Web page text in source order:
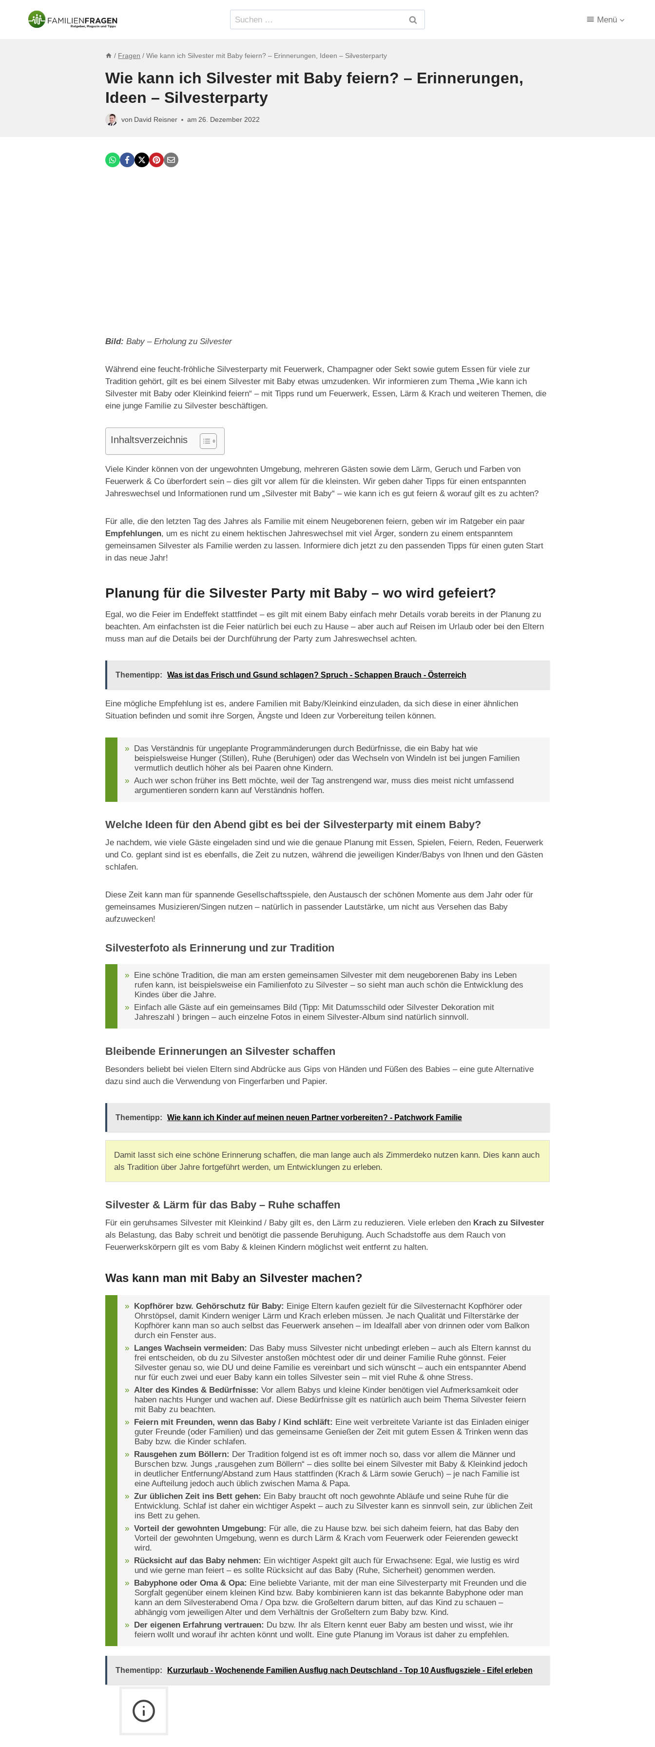
Suchen
nach:
Menü
/ Fragen / Wie kann ich Silvester mit Baby feiern? – Erinnerungen, Ideen – Silvesterparty
Wie kann ich Silvester mit Baby feiern? – Erinnerungen,
Ideen – Silvesterparty
von David Reisner am 26. Dezember 2022
Bild: Baby – Erholung zu Silvester
Während eine feucht-fröhliche Silvesterparty mit Feuerwerk, Champagner oder Sekt sowie gutem Essen für viele zur
Tradition gehört, gilt es bei einem Silvester mit Baby etwas umzudenken. Wir informieren zum Thema „Wie kann ich
Silvester mit Baby oder Kleinkind feiern“ – mit Tipps rund um Feuerwerk, Essen, Lärm & Krach und weiteren Themen, die
eine junge Familie zu Silvester beschäftigen.
Inhaltsverzeichnis
Viele Kinder können von der ungewohnten Umgebung, mehreren Gästen sowie dem Lärm, Geruch und Farben von
Feuerwerk & Co überfordert sein – dies gilt vor allem für die kleinsten. Wir geben daher Tipps für einen entspannten
Jahreswechsel und Informationen rund um „Silvester mit Baby“ – wie kann ich es gut feiern & worauf gilt es zu achten?
Für alle, die den letzten Tag des Jahres als Familie mit einem Neugeborenen feiern, geben wir im Ratgeber ein paar
Empfehlungen, um es nicht zu einem hektischen Jahreswechsel mit viel Ärger, sondern zu einem entspanntem
gemeinsamen Silvester als Familie werden zu lassen. Informiere dich jetzt zu den passenden Tipps für einen guten Start
in das neue Jahr!
Planung für die Silvester Party mit Baby – wo wird gefeiert?
Egal, wo die Feier im Endeffekt stattfindet – es gilt mit einem Baby einfach mehr Details vorab bereits in der Planung zu
beachten. Am einfachsten ist die Feier natürlich bei euch zu Hause – aber auch auf Reisen im Urlaub oder bei den Eltern
muss man auf die Details bei der Durchführung der Party zum Jahreswechsel achten.
Thementipp: Was ist das Frisch und Gsund schlagen? Spruch - Schappen Brauch - Österreich
Eine mögliche Empfehlung ist es, andere Familien mit Baby/Kleinkind einzuladen, da sich diese in einer ähnlichen
Situation befinden und somit ihre Sorgen, Ängste und Ideen zur Vorbereitung teilen können.
Das Verständnis für ungeplante Programmänderungen durch Bedürfnisse, die ein Baby hat wie
beispielsweise Hunger (Stillen), Ruhe (Beruhigen) oder das Wechseln von Windeln ist bei jungen Familien
vermutlich deutlich höher als bei Paaren ohne Kindern.
Auch wer schon früher ins Bett möchte, weil der Tag anstrengend war, muss dies meist nicht umfassend
argumentieren sondern kann auf Verständnis hoffen.
Welche Ideen für den Abend gibt es bei der Silvesterparty mit einem Baby?
Je nachdem, wie viele Gäste eingeladen sind und wie die genaue Planung mit Essen, Spielen, Feiern, Reden, Feuerwerk
und Co. geplant sind ist es ebenfalls, die Zeit zu nutzen, während die jeweiligen Kinder/Babys von Ihnen und den Gästen
schlafen.
Diese Zeit kann man für spannende Gesellschaftsspiele, den Austausch der schönen Momente aus dem Jahr oder für
gemeinsames Musizieren/Singen nutzen – natürlich in passender Lautstärke, um nicht aus Versehen das Baby
aufzuwecken!
Silvesterfoto als Erinnerung und zur Tradition
Eine schöne Tradition, die man am ersten gemeinsamen Silvester mit dem neugeborenen Baby ins Leben
rufen kann, ist beispielsweise ein Familienfoto zu Silvester – so sieht man auch schön die Entwicklung des
Kindes über die Jahre.
Einfach alle Gäste auf ein gemeinsames Bild (Tipp: Mit Datumsschild oder Silvester Dekoration mit
Jahreszahl ) bringen – auch einzelne Fotos in einem Silvester-Album sind natürlich sinnvoll.
Bleibende Erinnerungen an Silvester schaffen
Besonders beliebt bei vielen Eltern sind Abdrücke aus Gips von Händen und Füßen des Babies – eine gute Alternative
dazu sind auch die Verwendung von Fingerfarben und Papier.
Thementipp: Wie kann ich Kinder auf meinen neuen Partner vorbereiten? - Patchwork Familie
Damit lasst sich eine schöne Erinnerung schaffen, die man lange auch als Zimmerdeko nutzen kann. Dies kann auch
als Tradition über Jahre fortgeführt werden, um Entwicklungen zu erleben.
Silvester & Lärm für das Baby – Ruhe schaffen
Für ein geruhsames Silvester mit Kleinkind / Baby gilt es, den Lärm zu reduzieren. Viele erleben den Krach zu Silvester
als Belastung, das Baby schreit und benötigt die passende Beruhigung. Auch Schadstoffe aus dem Rauch von
Feuerwerkskörpern gilt es vom Baby & kleinen Kindern möglichst weit entfernt zu halten.
Was kann man mit Baby an Silvester machen?
Kopfhörer bzw. Gehörschutz für Baby: Einige Eltern kaufen gezielt für die Silvesternacht Kopfhörer oder
Ohrstöpsel, damit Kindern weniger Lärm und Krach erleben müssen. Je nach Qualität und Filterstärke der
Kopfhörer kann man so auch selbst das Feuerwerk ansehen – im Idealfall aber von drinnen oder vom Balkon
durch ein Fenster aus.
Langes Wachsein vermeiden: Das Baby muss Silvester nicht unbedingt erleben – auch als Eltern kannst du
frei entscheiden, ob du zu Silvester anstoßen möchtest oder dir und deiner Familie Ruhe gönnst. Feier
Silvester genau so, wie DU und deine Familie es vereinbart und sich wünscht – auch ein entspannter Abend
nur für euch zwei und euer Baby kann ein tolles Silvester sein – mit viel Ruhe & ohne Stress.
Alter des Kindes & Bedürfnisse: Vor allem Babys und kleine Kinder benötigen viel Aufmerksamkeit oder
haben nachts Hunger und wachen auf. Diese Bedürfnisse gilt es natürlich auch beim Thema Silvester feiern
mit Baby zu beachten.
Feiern mit Freunden, wenn das Baby / Kind schläft: Eine weit verbreitete Variante ist das Einladen einiger
guter Freunde (oder Familien) und das gemeinsame Genießen der Zeit mit gutem Essen & Trinken wenn das
Baby bzw. die Kinder schlafen.
Rausgehen zum Böllern: Der Tradition folgend ist es oft immer noch so, dass vor allem die Männer und
Burschen bzw. Jungs „rausgehen zum Böllern“ – dies sollte bei einem Silvester mit Baby & Kleinkind jedoch
in deutlicher Entfernung/Abstand zum Haus stattfinden (Krach & Lärm sowie Geruch) – je nach Familie ist
eine Aufteilung jedoch auch üblich zwischen Mama & Papa.
Zur üblichen Zeit ins Bett gehen: Ein Baby braucht oft noch gewohnte Abläufe und seine Ruhe für die
Entwicklung. Schlaf ist daher ein wichtiger Aspekt – auch zu Silvester kann es sinnvoll sein, zur üblichen Zeit
ins Bett zu gehen.
Vorteil der gewohnten Umgebung: Für alle, die zu Hause bzw. bei sich daheim feiern, hat das Baby den
Vorteil der gewohnten Umgebung, wenn es durch Lärm & Krach vom Feuerwerk oder Feierenden geweckt
wird.
Rücksicht auf das Baby nehmen: Ein wichtiger Aspekt gilt auch für Erwachsene: Egal, wie lustig es wird
und wie gerne man feiert – es sollte Rücksicht auf das Baby (Ruhe, Sicherheit) genommen werden.
Babyphone oder Oma & Opa: Eine beliebte Variante, mit der man eine Silvesterparty mit Freunden und die
Sorgfalt gegenüber einem kleinen Kind bzw. Baby kombinieren kann ist das bekannte Babyphone oder man
kann an dem Silvesterabend Oma / Opa bzw. die Großeltern darum bitten, auf das Kind zu schauen –
abhängig vom jeweiligen Alter und dem Verhältnis der Großeltern zum Baby bzw. Kind.
Der eigenen Erfahrung vertrauen: Du bzw. Ihr als Eltern kennt euer Baby am besten und wisst, wie ihr
feiern wollt und worauf ihr achten könnt und wollt. Eine gute Planung im Voraus ist daher zu empfehlen.
Thementipp: Kurzurlaub - Wochenende Familien Ausflug nach Deutschland - Top 10 Ausflugsziele - Eifel erleben